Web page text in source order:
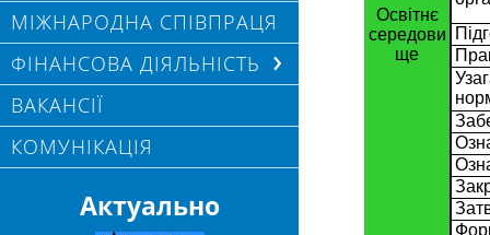
МІЖНАРОДНА СПІВПРАЦЯ
ФІНАНСОВА ДІЯЛЬНІСТЬ
ВАКАНСІЇ
КОМУНІКАЦІЯ
Актуально